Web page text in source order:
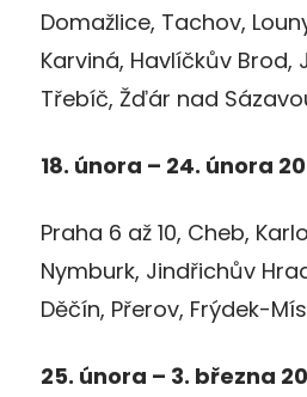
Domažlice, Tachov,
Karviná, Havlíčkův Brod,
Třebíč, Žďár nad
18. února – 24. února
Praha 6 až 10, Cheb,
Nymburk, Jindřichův
Děčín, Přerov, Frýdek-
25. února – 3. března